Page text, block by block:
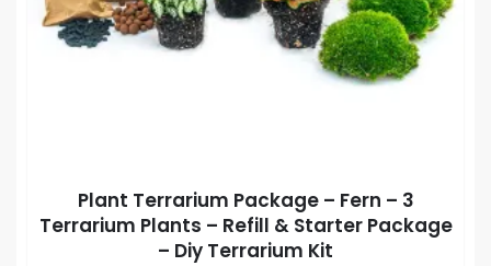
Plant Terrarium Package – Fern – 3
Terrarium Plants – Refill & Starter Package
– Diy Terrarium Kit